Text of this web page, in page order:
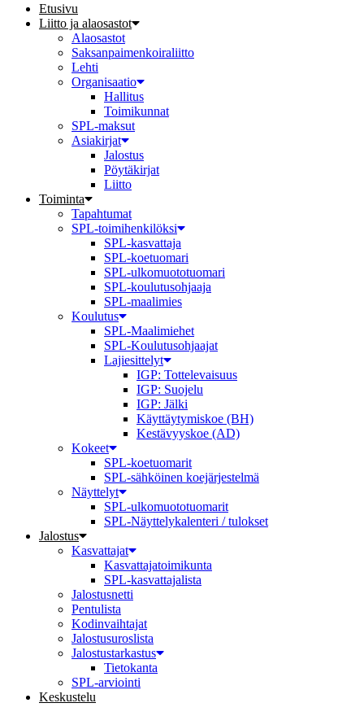
Etusivu
Liitto ja alaosastot
Alaosastot
Saksanpaimenkoira­liitto
Lehti
Organisaatio
Hallitus
Toimikunnat
SPL-maksut
Asiakirjat
Jalostus
Pöytäkirjat
Liitto
Toiminta
Tapahtumat
SPL-toimihenkilöksi
SPL-kasvattaja
SPL-koetuomari
SPL-ulkomuototuomari
SPL-koulutusohjaaja
SPL-maalimies
Koulutus
SPL-Maalimiehet
SPL-Koulutusohjaajat
Lajiesittelyt
IGP: Tottelevaisuus
IGP: Suojelu
IGP: Jälki
Käyttäytymiskoe (BH)
Kestävyyskoe (AD)
Kokeet
SPL-koetuomarit
SPL-sähköinen koejärjestelmä
Näyttelyt
SPL-ulkomuototuomarit
SPL-Näyttelykalenteri / tulokset
Jalostus
Kasvattajat
Kasvattajatoimikunta
SPL-kasvattajalista
Jalostusnetti
Pentulista
Kodinvaihtajat
Jalostusuroslista
Jalostustarkastus
Tietokanta
SPL-arviointi
Keskustelu